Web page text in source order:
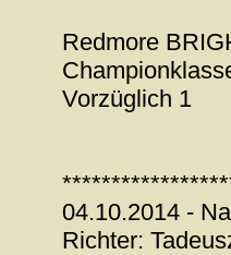
Redmore
Vorzüglich 1
04.10.2014 -
Richter: